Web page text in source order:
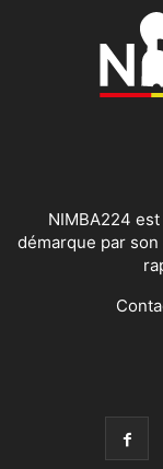
NIMBA224
démarque par